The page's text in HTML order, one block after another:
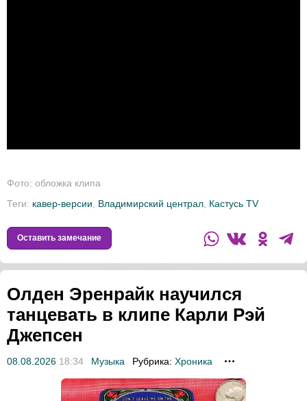
Фото: обложка клипа
Теги: кавер-версии Владимирский централ Кастусь TV
Оставить замечание
Олден Эренрайк научился
танцевать в клипе Карли Рэй
Джепсен
08.08.2026 18:34 Музыка Рубрика: Хроника